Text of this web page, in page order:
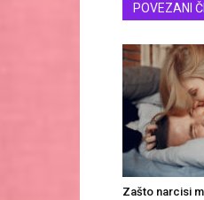
POVEZANI
Zašto narcisi